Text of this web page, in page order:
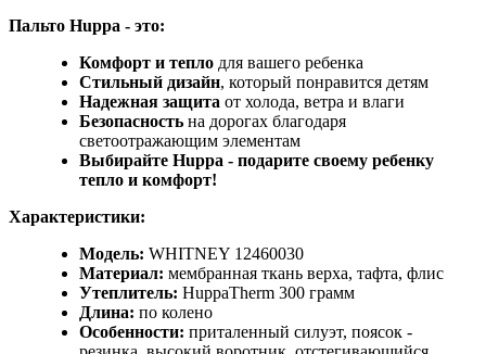
Пальто Huppa - это:
Комфорт и тепло для вашего ребенка
Стильный дизайн, который понравится детям
Надежная защита от холода, ветра и влаги
Безопасность на дорогах благодаря
светоотражающим элементам
Выбирайте Huppa - подарите своему ребенку
тепло и комфорт!
Характеристики:
Модель: WHITNEY 12460030
Материал: мембранная ткань верха, тафта, флис
Утеплитель: HuppaTherm 300 грамм
Длина: по колено
Особенности: приталенный силуэт, поясок -